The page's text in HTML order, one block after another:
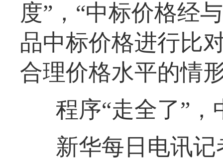
度”，“中标价格经
品中标价格进行比
合理价格水平的情
程序“走全了”
新华每日电讯